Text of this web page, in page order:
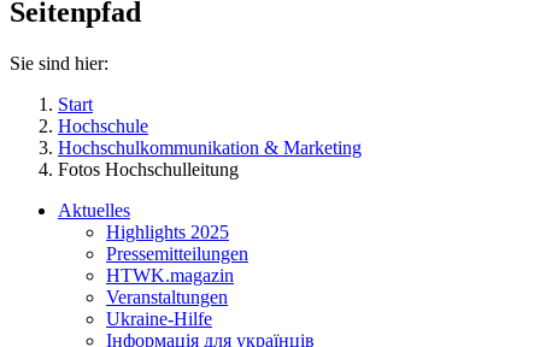
Seitenpfad
Sie sind hier:
Start
Hochschule
Hochschulkommunikation & Marketing
Fotos Hochschulleitung
Aktuelles
Highlights 2025
Pressemitteilungen
HTWK.magazin
Veranstaltungen
Ukraine-Hilfe
Інформація для українців